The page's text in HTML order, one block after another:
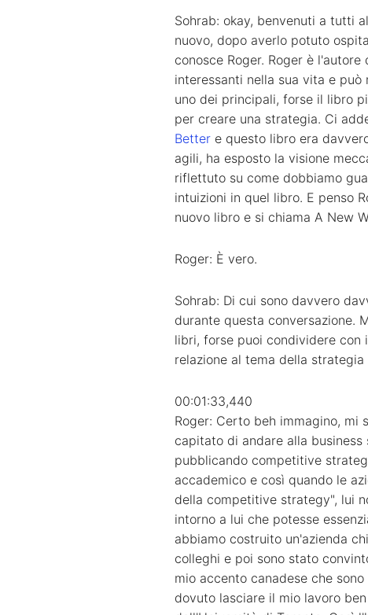
Sohrab: okay, benvenuti a tutti
nuovo, dopo averlo potuto
conosce Roger. Roger è
interessanti nella sua vita e
uno dei principali, forse il libro
per creare una strategia. Ci
Better e questo libro era
agili, ha esposto la visione
riflettuto su come dobbiamo
intuizioni in quel libro. E penso
nuovo libro e si chiama A New
Roger: È vero.
Sohrab: Di cui sono davvero
durante questa conversazione.
libri, forse puoi condividere con
relazione al tema della
00:01:33,440
Roger: Certo beh immagino, mi
capitato di andare alla
pubblicando competitive
accademico e così quando le
della competitive strategy", lui
intorno a lui che potesse
abbiamo costruito un'azienda
colleghi e poi sono stato
mio accento canadese che
dovuto lasciare il mio lavoro